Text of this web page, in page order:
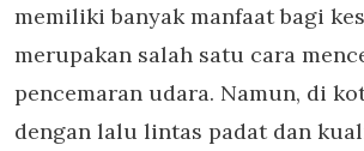
memiliki banyak manfaat bagi
merupakan salah satu cara
pencemaran udara. Namun, di
dengan lalu lintas padat dan